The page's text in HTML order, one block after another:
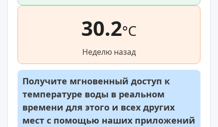
30.2°C
Неделю назад
Получите мгновенный доступ к
температуре воды в реальном
времени для этого и всех других
мест с помощью наших приложений